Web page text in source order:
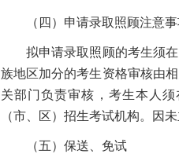
（四）申请录取照顾注意事
拟申请录取照顾的考生须在
族地区加分的考生资格审核由
关部门负责审核，考生本人
（市、区）招生考试机构。因
（五）保送、免试